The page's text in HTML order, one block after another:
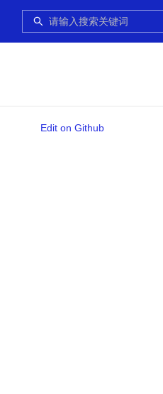
Edit on Github